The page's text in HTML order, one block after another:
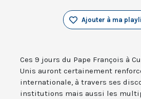
Ajouter à ma
Ces 9 jours du Pape François à
Unis auront certainement
internationale, à travers ses
institutions mais aussi les